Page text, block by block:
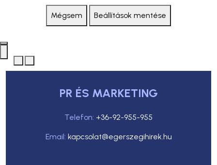
Mégsem Beállítások mentése
PR ÉS MARKETING
Telefon: +36-92-955-955
Email: kapcsolat@egerszegihirek.hu